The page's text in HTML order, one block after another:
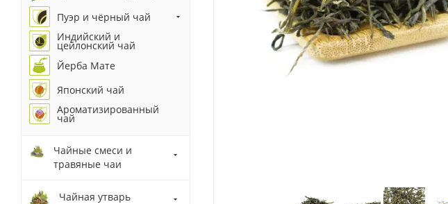
Пуэр и чёрный чай
Индийский и
цейлонский чай
Йерба Мате
Японский чай
Ароматизированный
чай
Чайные смеси и
травяные чаи
Чайная утварь